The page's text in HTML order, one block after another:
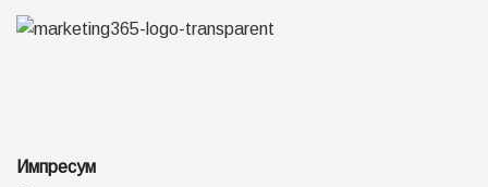
Импресум